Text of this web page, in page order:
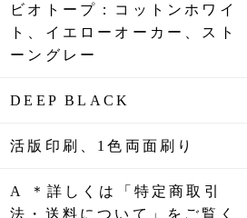
ビオトープ：コットンホワイ
ト、イエローオーカー、スト
ーングレー
DEEP BLACK
活版印刷、1色両面刷り
A ＊詳しくは「特定商取引
法・送料について」をご覧く